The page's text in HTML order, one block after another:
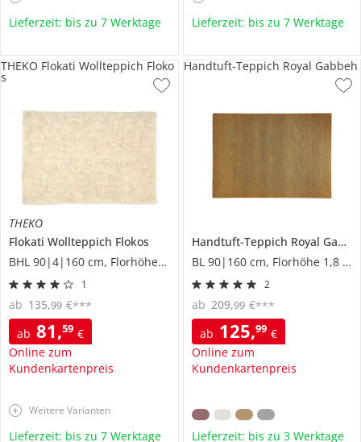
Lieferzeit: bis zu 7 Werktage Lieferzeit: bis zu 7 Werktage
THEKO
Flokati Wollteppich Flokos
BHL 90|4|160 cm, Florhöhe 7 cm
1
ab 81,59 €
Online zum
Kundenkartenpreis
ab 135,99 €***
THEKO Flokati Wollteppich Floko
s
Weitere Varianten
Lieferzeit: bis zu 7 Werktage
Handtuft-Teppich Royal Gabbeh
BL 90|160 cm, Florhöhe 1,8 cm
2
ab 125,99 €
Online zum
Kundenkartenpreis
ab 209,99 €***
Handtuft-Teppich Royal Gabbeh
Lieferzeit: bis zu 3 Werktage